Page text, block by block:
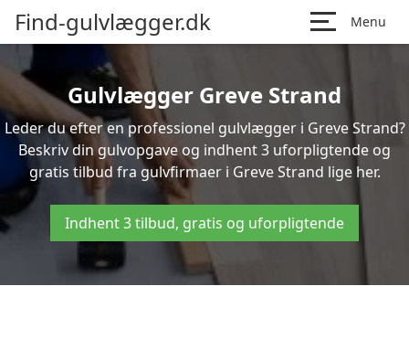
Find-gulvlægger.dk Menu
Gulvlægger Greve Strand
Leder du efter en professionel gulvlægger i Greve Strand?
Beskriv din gulvopgave og indhent 3 uforpligtende og
gratis tilbud fra gulvfirmaer i Greve Strand lige her.
Indhent 3 tilbud, gratis og uforpligtende